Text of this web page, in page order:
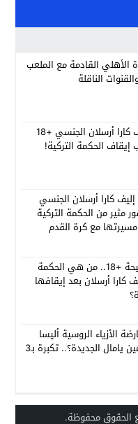
الأهلي القادمة مع الملعب
الناقلة
فيديو إليف كارا أرسلان الجنسي +18
الحكمة التركية!
كارا أرسلان الجنسي
مثير من الحكمة التركية
مسيرتها مع كرة القدم
بسبب فضيحة +18.. من هي الحكمة
كارا أرسلان بعد إيقافها
الأزياء الروسية أليسا
صديقة لامين يامال الجديدة؟.. تكبرة بـ3